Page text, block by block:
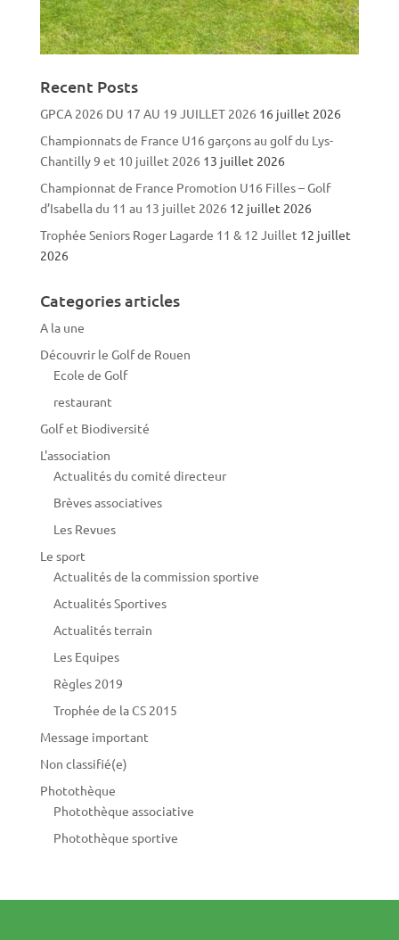
Recent Posts
GPCA 2026 DU 17 AU 19 JUILLET 2026 16 juillet 2026
Championnats de France U16 garçons au golf du Lys-
Chantilly 9 et 10 juillet 2026 13 juillet 2026
Championnat de France Promotion U16 Filles – Golf
d’Isabella du 11 au 13 juillet 2026 12 juillet 2026
Trophée Seniors Roger Lagarde 11 & 12 Juillet 12 juillet
2026
Categories articles
A la une
Découvrir le Golf de Rouen
Ecole de Golf
restaurant
Golf et Biodiversité
L'association
Actualités du comité directeur
Brèves associatives
Les Revues
Le sport
Actualités de la commission sportive
Actualités Sportives
Actualités terrain
Les Equipes
Règles 2019
Trophée de la CS 2015
Message important
Non classifié(e)
Photothèque
Photothèque associative
Photothèque sportive